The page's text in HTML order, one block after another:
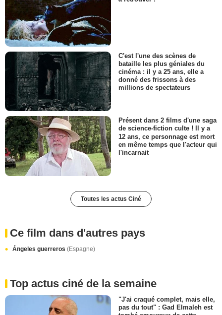
C'est l'une des scènes de
bataille les plus géniales du
cinéma : il y a 25 ans, elle a
donné des frissons à des
millions de spectateurs
Présent dans 2 films d'une saga
de science-fiction culte ! Il y a
12 ans, ce personnage est mort
en même temps que l'acteur qui
l'incarnait
Toutes les actus Ciné
Ce film dans d'autres pays
Ángeles guerreros (Espagne)
Top actus ciné de la semaine
"J'ai craqué complet, mais elle,
pas du tout" : Gad Elmaleh est